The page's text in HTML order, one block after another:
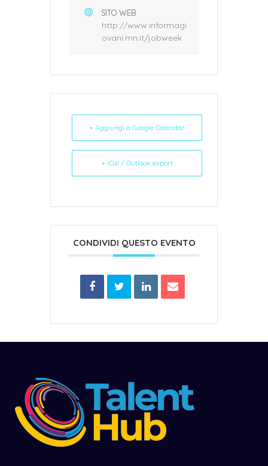
SITO WEB
http://www.informagi
ovani.mn.it/jobweek
+ Aggiungi a Google Calendar
+ iCal / Outlook export
CONDIVIDI QUESTO EVENTO